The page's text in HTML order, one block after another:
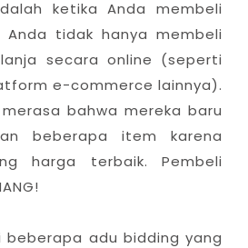
ketika Anda membeli
tidak hanya membeli
secara online (seperti
e-commerce lainnya).
bahwa mereka baru
beberapa item karena
harga terbaik. Pembeli
adu bidding yang